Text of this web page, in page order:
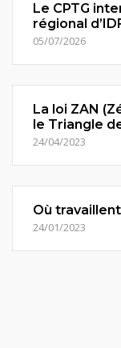
Le CPTG
régional
05/07/2026
La loi ZAN
le Triangle
24/04/2023
Où
24/01/2023